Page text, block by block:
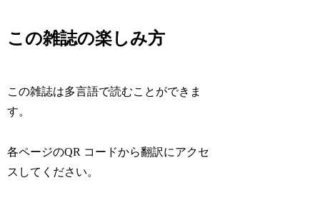
この雑誌の楽しみ方
この雑誌は多言語で読むことができま
す。
各ページのQR コードから翻訳にアクセ
スしてください。